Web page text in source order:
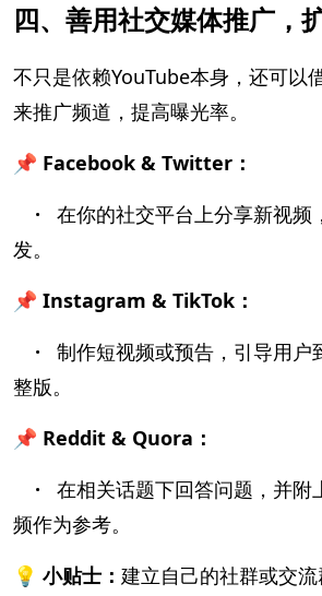
四、善用社交媒体推广，
不只是依赖YouTube本身，还可以
来推广频道，提高曝光率。
📌 Facebook & Twitter：
· 在你的社交平台上分享新视频
发。
📌 Instagram & TikTok：
·
制作短视频或预告，引导用户
整版。
📌 Reddit & Quora：
·
在相关话题下回答问题，并附
频作为参考。
💡 小贴士： 建立自己的社群或交